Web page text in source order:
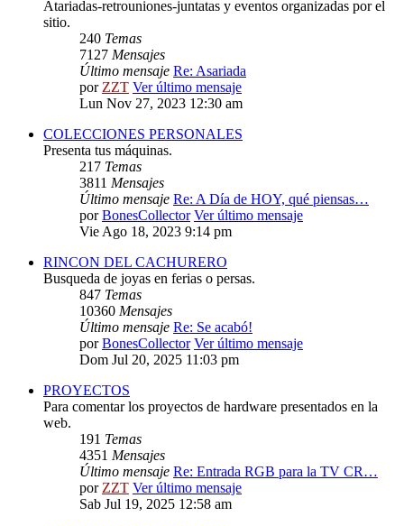
Atariadas-retrouniones-juntatas y eventos organizadas por el
sitio.
240 Temas
7127 Mensajes
Último mensaje Re: Asariada
porZZT Ver último mensaje
Lun Nov 27, 2023 12:30 am
COLECCIONES PERSONALES
Presenta tus máquinas.
217 Temas
3811 Mensajes
Último mensaje Re: A Día de HOY, qué piensas…
porBonesCollector Ver último mensaje
Vie Ago 18, 2023 9:14 pm
RINCON DEL CACHURERO
Busqueda de joyas en ferias o persas.
847 Temas
10360 Mensajes
Último mensaje Re: Se acabó!
porBonesCollector Ver último mensaje
Dom Jul 20, 2025 11:03 pm
PROYECTOS
Para comentar los proyectos de hardware presentados en la
web.
191 Temas
4351 Mensajes
Último mensaje Re: Entrada RGB para la TV CR…
porZZT Ver último mensaje
Sab Jul 19, 2025 12:58 am